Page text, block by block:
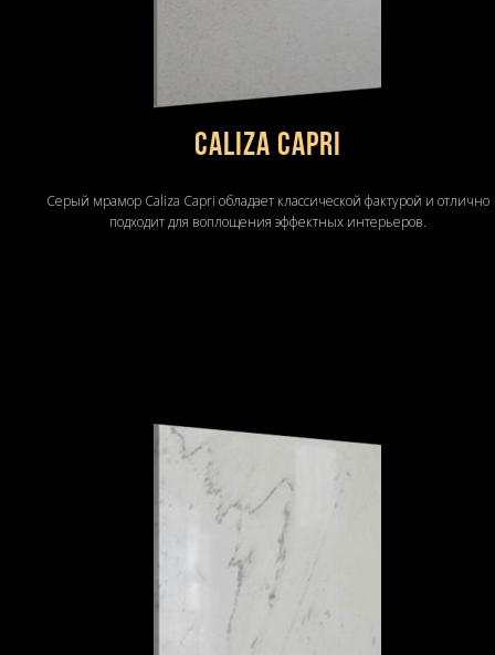
Caliza Capri
Серый мрамор Caliza Capri обладает классической фактурой и отлично
подходит для воплощения эффектных интерьеров.